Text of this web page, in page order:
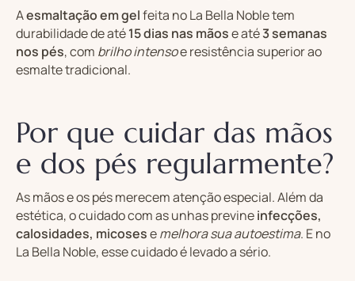
Aesmaltação em gelfeita no La Bella Noble tem
durabilidade de até15 dias nas mãose até3 semanas
nos pés, com brilho intensoe resistência superior ao
esmalte tradicional.
Por que cuidar das mãos
e dos pés regularmente?
As mãos e os pés merecem atenção especial. Além da
estética, o cuidado com as unhas previneinfecções,
calosidades, micosesemelhora sua autoestima. E no
La Bella Noble, esse cuidado é levado a sério.